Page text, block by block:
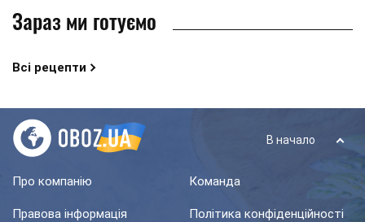
Зараз ми готуємо
Всі рецепти
В начало
Про компанію Команда
Правова інформація Політика конфіденційності